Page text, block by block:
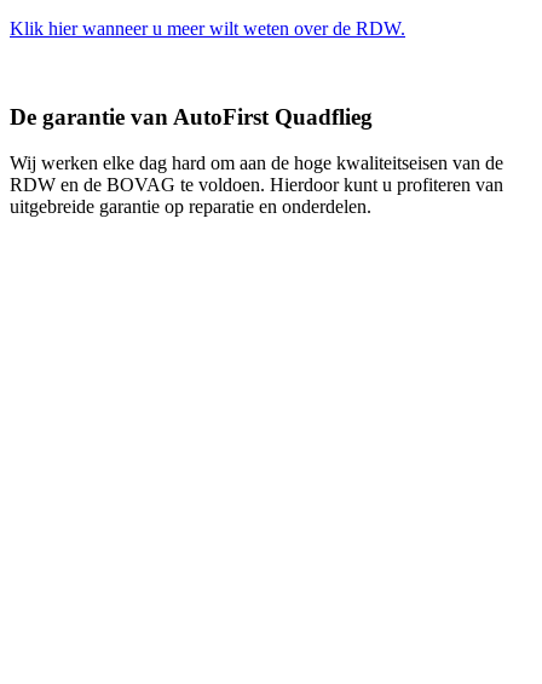
Klik hier wanneer u meer wilt weten over de RDW.
De garantie van AutoFirst Quadflieg
Wij werken elke dag hard om aan de hoge kwaliteitseisen van de
RDW en de BOVAG te voldoen. Hierdoor kunt u profiteren van
uitgebreide garantie op reparatie en onderdelen.